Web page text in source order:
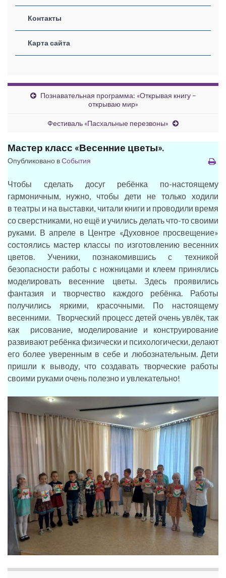
Контакты
Карта сайта
Познавательная программа: «Открывая книгу –
открываю мир»
Фестиваль «Пасхальные перезвоны»
Мастер класс «Весенние цветы».
Опубликовано вСобытия
Чтобы сделать досуг ребёнка по-настоящему
гармоничным, нужно, чтобы дети не только ходили
в театры и на выставки, читали книги и проводили время
со сверстниками, но ещё и учились делать что-то своими
руками. В апреле в Центре «Духовное просвещение»
состоялись мастер классы по изготовлению весенних
цветов. Ученики, познакомившись с техникой
безопасности работы с ножницами и клеем принялись
моделировать весенние цветы. Здесь проявились
фантазия и творчество каждого ребёнка. Работы
получились яркими, красочными. По настоящему
весенними. Творческий процесс детей очень увлёк, так
как рисование, моделирование и конструирование
развивают ребёнка физически и психологически, делают
его более уверенным в себе и любознательным. Дети
пришли к выводу, что создавать творческие работы
своими руками очень полезно и увлекательно!